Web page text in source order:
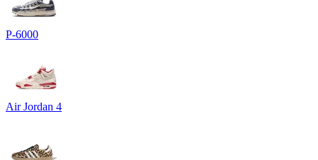
P-6000
Air Jordan 4